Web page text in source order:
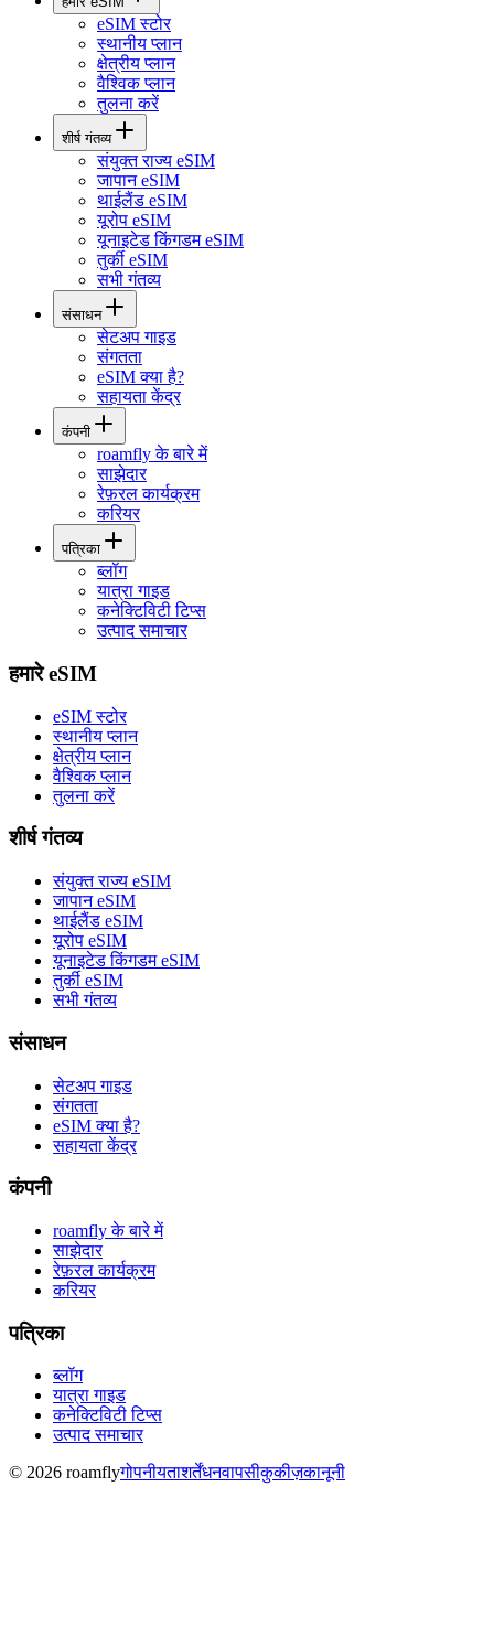
eSIM स्टोर
स्थानीय प्लान
क्षेत्रीय प्लान
वैश्विक प्लान
तुलना करें
शीर्ष गंतव्य
संयुक्त राज्य eSIM
जापान eSIM
थाईलैंड eSIM
यूरोप eSIM
यूनाइटेड किंगडम eSIM
तुर्की eSIM
सभी गंतव्य
संसाधन
सेटअप गाइड
संगतता
eSIM क्या है?
सहायता केंद्र
कंपनी
roamfly के बारे में
साझेदार
रेफ़रल कार्यक्रम
करियर
पत्रिका
ब्लॉग
यात्रा गाइड
कनेक्टिविटी टिप्स
उत्पाद समाचार
हमारे eSIM
eSIM स्टोर
स्थानीय प्लान
क्षेत्रीय प्लान
वैश्विक प्लान
तुलना करें
शीर्ष गंतव्य
संयुक्त राज्य eSIM
जापान eSIM
थाईलैंड eSIM
यूरोप eSIM
यूनाइटेड किंगडम eSIM
तुर्की eSIM
सभी गंतव्य
संसाधन
सेटअप गाइड
संगतता
eSIM क्या है?
सहायता केंद्र
कंपनी
roamfly के बारे में
साझेदार
रेफ़रल कार्यक्रम
करियर
पत्रिका
ब्लॉग
यात्रा गाइड
कनेक्टिविटी टिप्स
उत्पाद समाचार
© 2026 roamflyगोपनीयताशर्तेंधनवापसीकुकीज़कानूनी